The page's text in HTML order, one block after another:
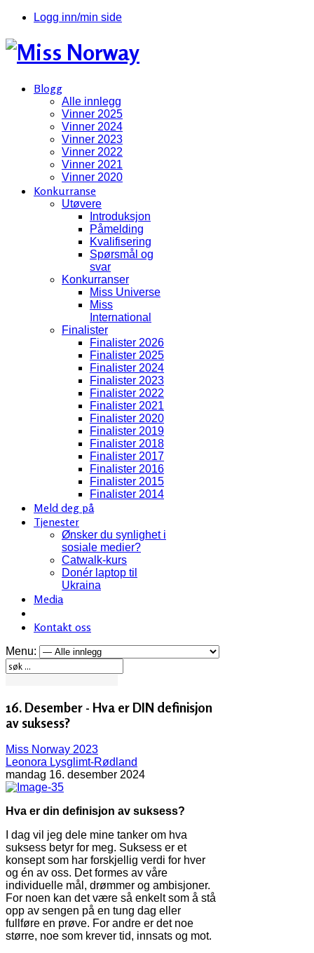
Logg inn/min side
Blogg
Alle innlegg
Vinner 2025
Vinner 2024
Vinner 2023
Vinner 2022
Vinner 2021
Vinner 2020
Konkurranse
Utøvere
Introduksjon
Påmelding
Kvalifisering
Spørsmål og
svar
Konkurranser
Miss Universe
Miss
International
Finalister
Finalister 2026
Finalister 2025
Finalister 2024
Finalister 2023
Finalister 2022
Finalister 2021
Finalister 2020
Finalister 2019
Finalister 2018
Finalister 2017
Finalister 2016
Finalister 2015
Finalister 2014
Meld deg på
Tjenester
Ønsker du synlighet i
sosiale medier?
Catwalk-kurs
Donér laptop til
Ukraina
Media
Kontakt oss
Menu:
16. Desember - Hva er DIN definisjon
av suksess?
Miss Norway 2023
Leonora Lysglimt-Rødland
mandag 16. desember 2024
Hva er din definisjon av suksess?
I dag vil jeg dele mine tanker om hva
suksess betyr for meg. Suksess er et
konsept som har forskjellig verdi for hver
og én av oss. Det formes av våre
individuelle mål, drømmer og ambisjoner.
For noen kan det være så enkelt som å stå
opp av sengen på en tung dag eller
fullføre en prøve. For andre er det noe
større, noe som krever tid, innsats og mot.